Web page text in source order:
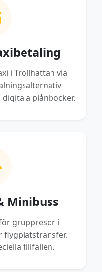
i Trollhattan via
plånböcker.
Minibuss
gruppresor i
flygplatstransfer,
tillfällen.